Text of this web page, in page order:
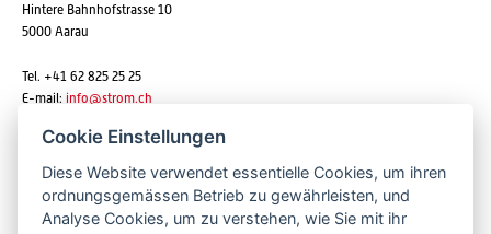
Hintere Bahnhofstrasse 10
5000 Aarau
Tel. +41 62 825 25 25
E-mail: info@strom.ch
Newsletter abonnieren
Cookie Einstellungen
Diese Website verwendet essentielle Cookies, um ihren
ordnungsgemässen Betrieb zu gewährleisten, und
Analyse Cookies, um zu verstehen, wie Sie mit ihr